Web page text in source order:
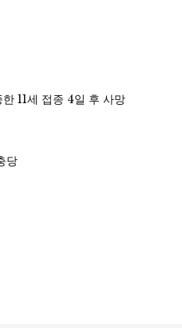
11세 접종 4일 후 사망
당